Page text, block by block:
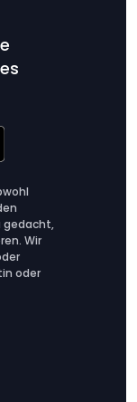
gedacht,
Wir
oder